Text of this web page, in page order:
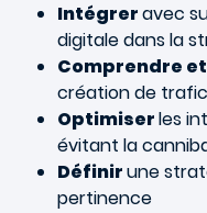
Intégreravec
digitale dans la
Comprendre
création de
Optimiserles
évitant la
Définirune
pertinence